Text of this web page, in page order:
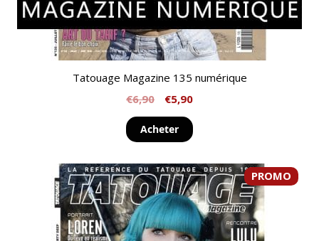
Tatouage Magazine 135 numérique
€6,90 €5,90
Acheter
PROMO